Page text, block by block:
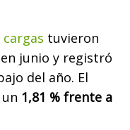
tuvieron
junio y registró
del año. El
1,81 % frente a